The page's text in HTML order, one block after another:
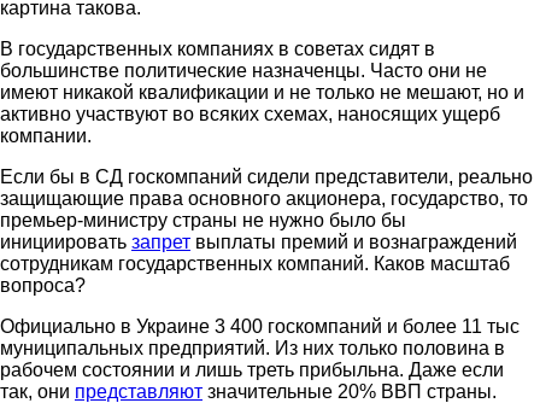
картина такова.
В государственных компаниях в советах сидят в
большинстве политические назначенцы. Часто они не
имеют никакой квалификации и не только не мешают, но и
активно участвуют во всяких схемах, наносящих ущерб
компании.
Если бы в СД госкомпаний сидели представители, реально
защищающие права основного акционера, государство, то
премьер-министру страны не нужно было бы
инициировать запрет выплаты премий и вознаграждений
сотрудникам государственных компаний. Каков масштаб
вопроса?
Официально в Украине 3 400 госкомпаний и более 11 тыс
муниципальных предприятий. Из них только половина в
рабочем состоянии и лишь треть прибыльна. Даже если
так, они представляют значительные 20% ВВП страны.